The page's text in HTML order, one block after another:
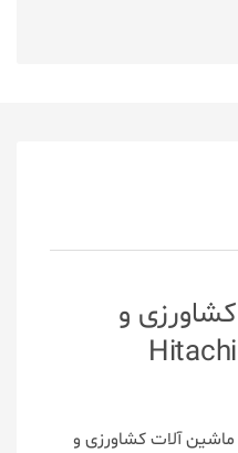
و
ماشین آلات کشاورزی و